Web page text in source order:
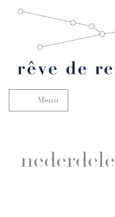
Skifte navigation
Menu
nederdele